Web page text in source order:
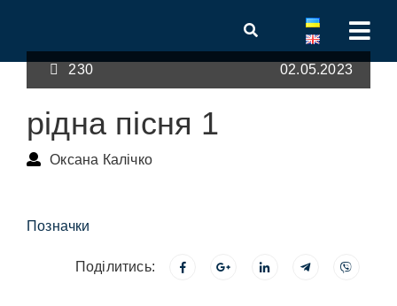
230 02.05.2023
рідна пісня 1
Оксана Калічко
Позначки
Поділитись: